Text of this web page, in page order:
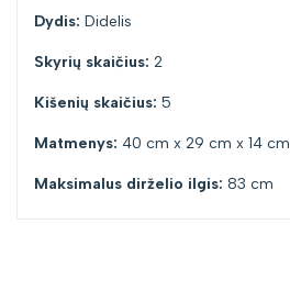
Dydis: Didelis
Skyrių skaičius: 2
Kišenių skaičius: 5
Matmenys: 40 cm x 29 cm x 14 cm
Maksimalus dirželio ilgis: 83 cm